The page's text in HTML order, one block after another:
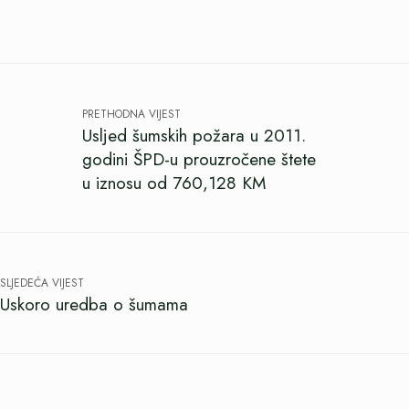
PRETHODNA VIJEST
Usljed šumskih požara u 2011.
godini ŠPD-u prouzročene štete
u iznosu od 760,128 KM
SLJEDEĆA VIJEST
Uskoro uredba o šumama